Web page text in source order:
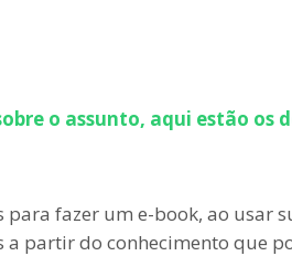
o assunto, aqui estão
para fazer um e-book, ao
partir do conhecimento que